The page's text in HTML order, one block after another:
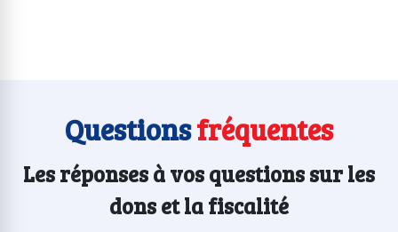
Questionsfréquentes
Les réponses à vos questions sur les
dons et la fiscalité